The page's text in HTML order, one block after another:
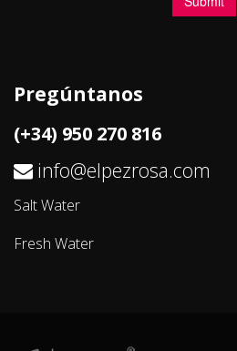
Pregúntanos
(+34) 950 270 816
info@elpezrosa.com
Salt Water
Fresh Water